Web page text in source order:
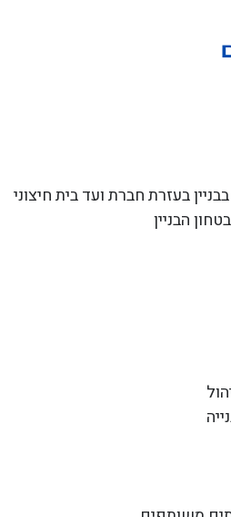
בעזרת חברת ועד בית חיצוני
הבניין